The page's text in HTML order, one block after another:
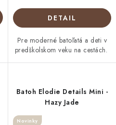
DETAIL
Pre moderné batoľatá a deti v
predškolskom veku na cestách.
Batoh Elodie Details Mini -
Hazy Jade
Novinky